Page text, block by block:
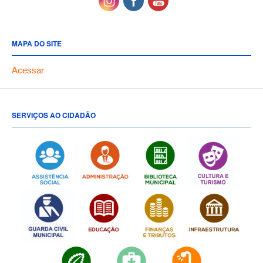
MAPA DO SITE
Acessar
SERVIÇOS AO CIDADÃO